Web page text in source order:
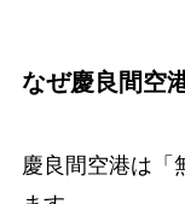
なぜ慶良間空
慶良間空港は「